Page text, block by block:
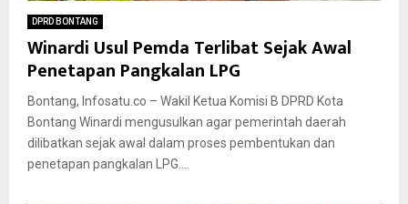
DPRD BONTANG
Winardi Usul Pemda Terlibat Sejak Awal
Penetapan Pangkalan LPG
Bontang, Infosatu.co – Wakil Ketua Komisi B DPRD Kota
Bontang Winardi mengusulkan agar pemerintah daerah
dilibatkan sejak awal dalam proses pembentukan dan
penetapan pangkalan LPG....